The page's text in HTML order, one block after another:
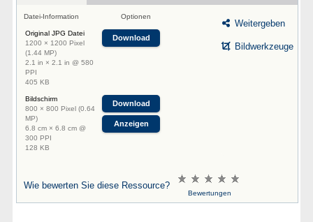
Datei-Information Optionen
Original JPG Datei
1200 × 1200 Pixel
(1.44 MP)
2.1 in × 2.1 in @ 580
PPI
405 KB
Download
Bildschirm
800 × 800 Pixel (0.64
MP)
6.8 cm × 6.8 cm @
300 PPI
128 KB
Download
Anzeigen
Weitergeben
Bildwerkzeuge
Wie bewerten Sie diese Ressource?
Bewertungen